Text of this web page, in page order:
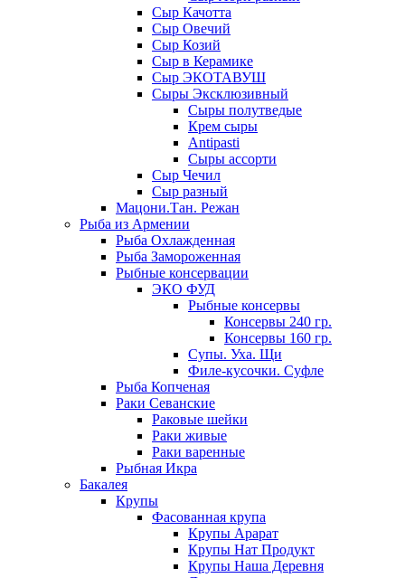
Сыр Качотта
Сыр Овечий
Сыр Козий
Сыр в Керамике
Сыр ЭКОТАВУШ
Сыры Эксклюзивный
Сыры полутведые
Крем сыры
Antipasti
Сыры ассорти
Сыр Чечил
Сыр разный
Мацони.Тан. Режан
Рыба из Армении
Рыба Охлажденная
Рыба Замороженная
Рыбные консервации
ЭКО ФУД
Рыбные консервы
Консервы 240 гр.
Консервы 160 гр.
Супы. Уха. Щи
Филе-кусочки. Суфле
Рыба Копченая
Раки Севанские
Раковые шейки
Раки живые
Раки варенные
Рыбная Икра
Бакалея
Крупы
Фасованная крупа
Крупы Арарат
Крупы Нат Продукт
Крупы Наша Деревня